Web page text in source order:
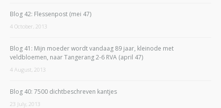
Blog 42: Flessenpost (mei 47)
4 October, 2013
Blog 41: Mijn moeder wordt vandaag 89 jaar, kleinode met
veldbloemen, naar Tangerang 2-6 RVA (april 47)
4 August, 2013
Blog 40: 7500 dichtbeschreven kantjes
23 July, 2013